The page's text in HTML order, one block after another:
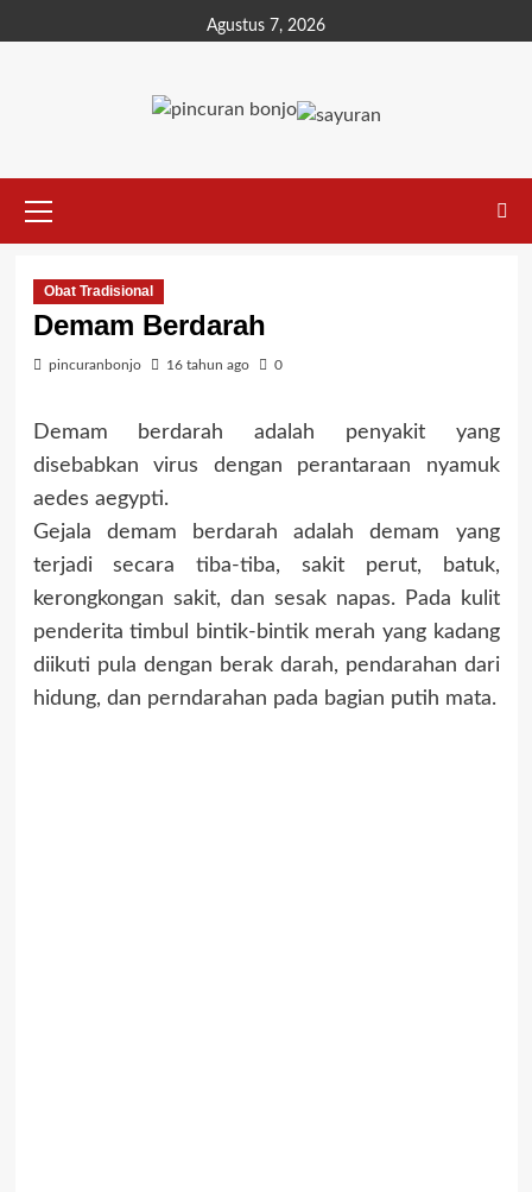
Agustus 7, 2026
Obat Tradisional
Demam Berdarah
pincuranbonjo 16 tahun ago 0
Demam berdarah adalah penyakit yang
disebabkan virus dengan perantaraan nyamuk
aedes aegypti.
Gejala demam berdarah adalah demam yang
terjadi secara tiba-tiba, sakit perut, batuk,
kerongkongan sakit, dan sesak napas. Pada kulit
penderita timbul bintik-bintik merah yang kadang
diikuti pula dengan berak darah, pendarahan dari
hidung, dan perndarahan pada bagian putih mata.